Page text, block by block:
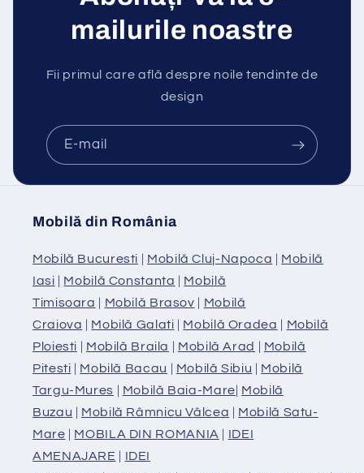
mailurile noastre
Fii primul care află despre noile tendinte de
design
E-mail
Mobilă din România
Mobilă Bucuresti | Mobilă Cluj-Napoca | Mobilă
Iasi | Mobilă Constanta | Mobilă
Timisoara | Mobilă Brasov | Mobilă
Craiova | Mobilă Galati | Mobilă Oradea | Mobilă
Ploiesti | Mobilă Braila | Mobilă Arad | Mobilă
Pitesti | Mobilă Bacau | Mobilă Sibiu | Mobilă
Targu-Mures | Mobilă Baia-Mare| Mobilă
Buzau | Mobilă Râmnicu Vâlcea | Mobilă Satu-
Mare | MOBILA DIN ROMANIA | IDEI
AMENAJARE | IDEI